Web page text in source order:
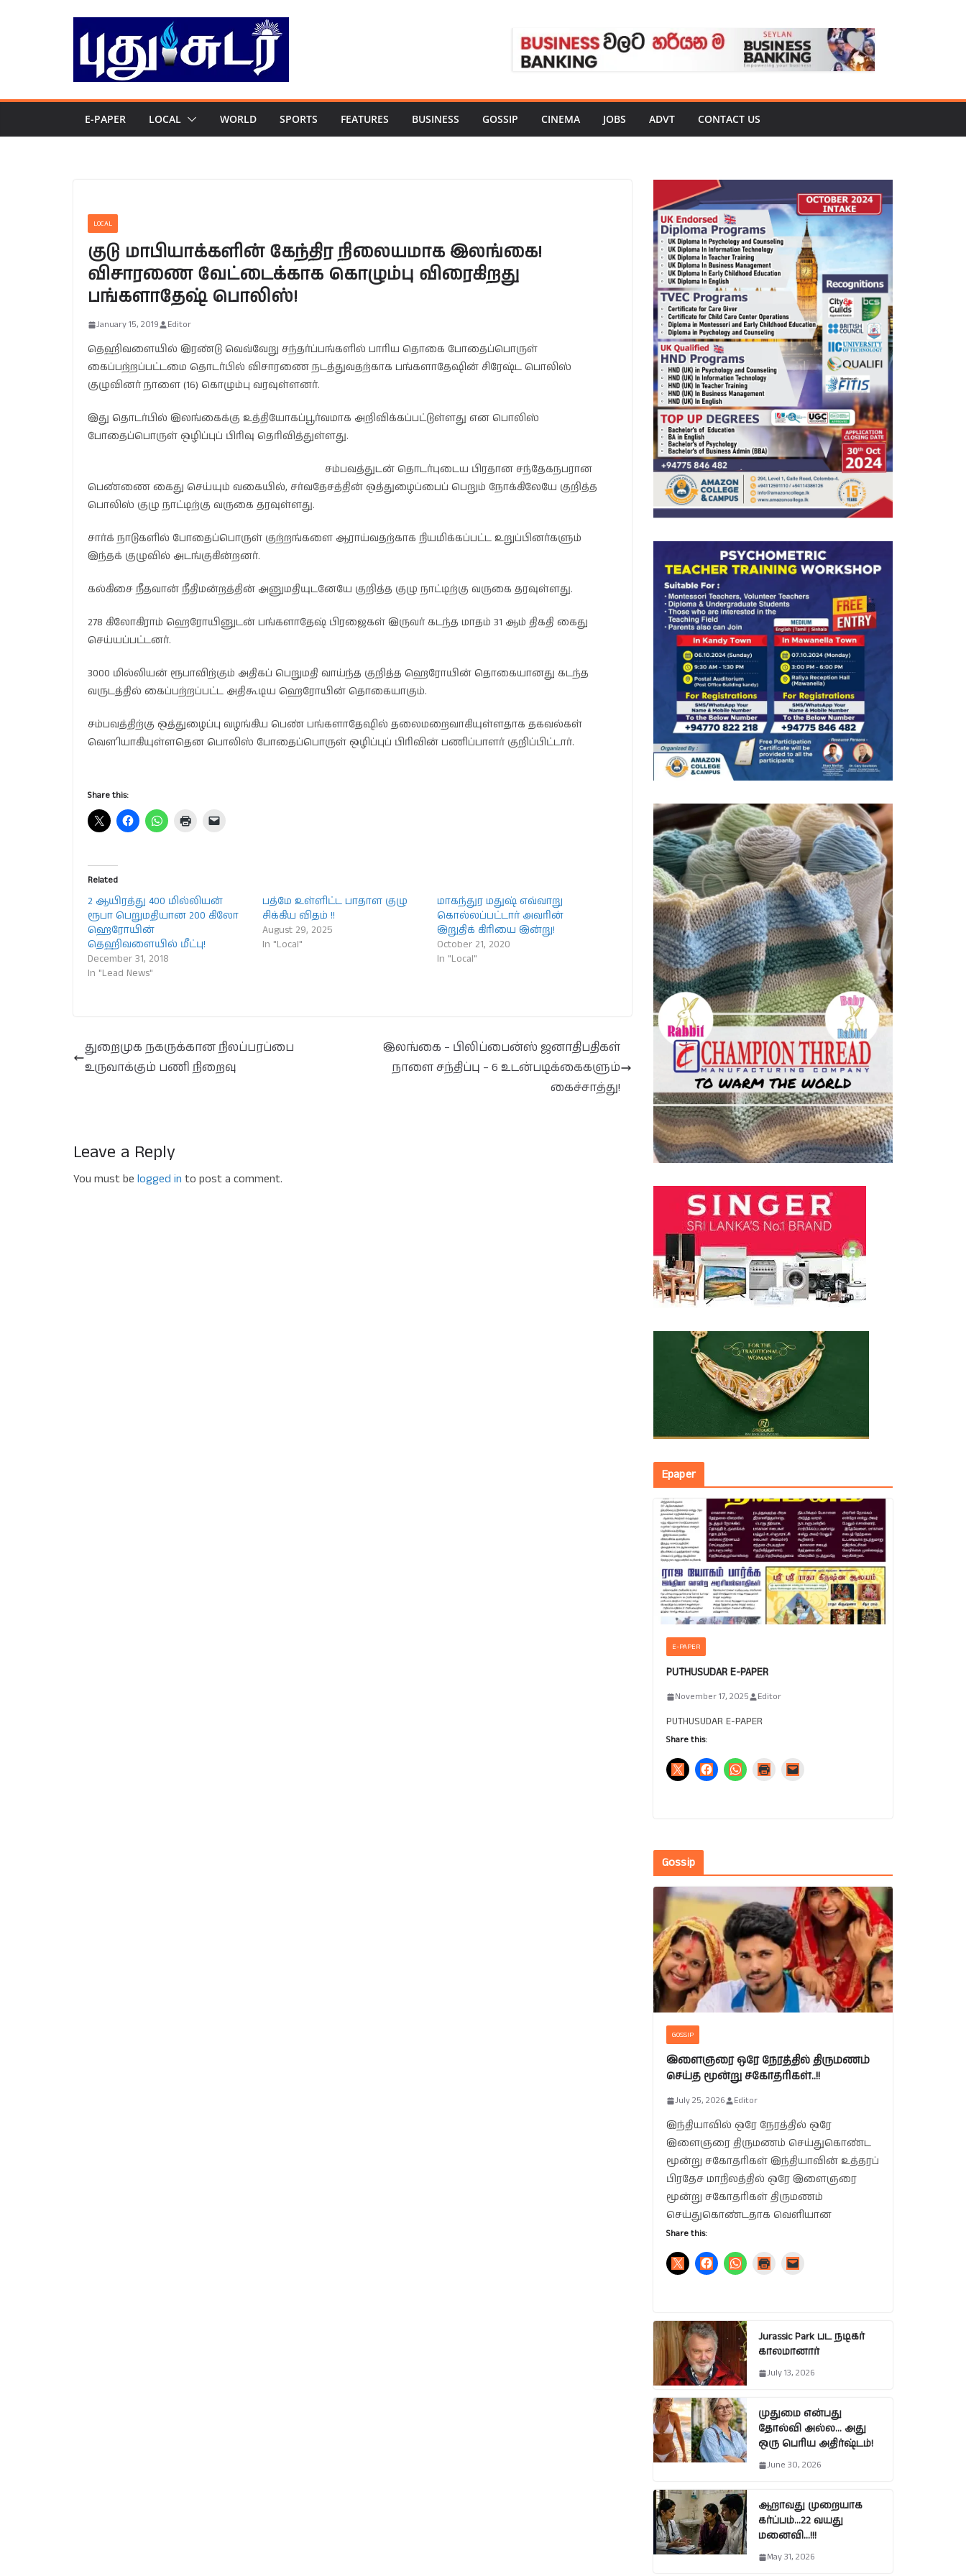
E-PAPER LOCAL WORLD SPORTS FEATURES BUSINESS GOSSIP CINEMA JOBS ADVT CONTACT US
LOCAL
குடு மாபியாக்களின் கேந்திர நிலையமாக இலங்கை!
விசாரணை வேட்டைக்காக கொழும்பு விரைகிறது
பங்களாதேஷ் பொலிஸ்!
January 15, 2019 Editor
தெஹிவளையில் இரண்டு வெவ்வேறு சந்தர்ப்பங்களில் பாரிய தொகை போதைப்பொருள்
கைப்பற்றப்பட்டமை தொடர்பில் விசாரணை நடத்துவதற்காக பங்களாதேஷின் சிரேஷ்ட பொலிஸ்
குழுவினர் நாளை (16) கொழும்பு வரவுள்ளனர்.
இது தொடர்பில் இலங்கைக்கு உத்தியோகப்பூர்வமாக அறிவிக்கப்பட்டுள்ளது என பொலிஸ்
போதைப்பொருள் ஒழிப்புப் பிரிவு தெரிவித்துள்ளது.
சம்பவத்துடன் தொடர்புடைய பிரதான சந்தேகநபரான
பெண்ணை கைது செய்யும் வகையில், சர்வதேசத்தின் ஒத்துழைப்பைப் பெறும் நோக்கிலேயே குறித்த
பொலிஸ் குழு நாட்டிற்கு வருகை தரவுள்ளது.
சார்க் நாடுகளில் போதைப்பொருள் குற்றங்களை ஆராய்வதற்காக நியமிக்கப்பட்ட உறுப்பினர்களும்
இந்தக் குழுவில் அடங்குகின்றனர்.
கல்கிசை நீதவான் நீதிமன்றத்தின் அனுமதியுடனேயே குறித்த குழு நாட்டிற்கு வருகை தரவுள்ளது.
278 கிலோகிராம் ஹெரோயினுடன் பங்களாதேஷ் பிரஜைகள் இருவர் கடந்த மாதம் 31 ஆம் திகதி கைது
செய்யப்பட்டனர்.
3000 மில்லியன் ரூபாவிற்கும் அதிகப் பெறுமதி வாய்ந்த குறித்த ஹெரோயின் தொகையானது கடந்த
வருடத்தில் கைப்பற்றப்பட்ட அதிகூடிய ஹெரோயின் தொகையாகும்.
சம்பவத்திற்கு ஒத்துழைப்பு வழங்கிய பெண் பங்களாதேஷில் தலைமறைவாகியுள்ளதாக தகவல்கள்
வௌியாகியுள்ளதென பொலிஸ் போதைப்பொருள் ஒழிப்புப் பிரிவின் பணிப்பாளர் குறிப்பிட்டார்.
Share this:
Related
2 ஆயிரத்து 400 மில்லியன்
ரூபா பெறுமதியான 200 கிலோ
ஹெரோயின்
தெஹிவளையில் மீட்பு!
December 31, 2018
In "Lead News"
பத்மே உள்ளிட்ட பாதாள குழு
சிக்கிய விதம் !!
August 29, 2025
In "Local"
மாகந்துர மதுஷ் எவ்வாறு
கொல்லப்பட்டார் அவரின்
இறுதிக் கிரியை இன்று!
October 21, 2020
In "Local"
துறைமுக நகருக்கான நிலப்பரப்பை
உருவாக்கும் பணி நிறைவு
இலங்கை – பிலிப்பைன்ஸ் ஜனாதிபதிகள்
நாளை சந்திப்பு – 6 உடன்படிக்கைகளும்
கைச்சாத்து!
Leave a Reply
You must be logged in to post a comment.
Epaper
E-PAPER
PUTHUSUDAR E-PAPER
November 17, 2025 Editor
PUTHUSUDAR E-PAPER
Share this:
Gossip
GOSSIP
இளைஞரை ஒரே நேரத்தில் திருமணம்
செய்த மூன்று சகோதரிகள்..!!
July 25, 2026 Editor
இந்தியாவில் ஒரே நேரத்தில் ஒரே
இளைஞரை திருமணம் செய்துகொண்ட
மூன்று சகோதரிகள் இந்தியாவின் உத்தரப்
பிரதேச மாநிலத்தில் ஒரே இளைஞரை
மூன்று சகோதரிகள் திருமணம்
செய்துகொண்டதாக வெளியான
Share this:
Jurassic Park பட நடிகர்
காலமானார்
July 13, 2026
முதுமை என்பது
தோல்வி அல்ல… அது
ஒரு பெரிய அதிர்ஷ்டம்!
June 30, 2026
ஆறாவது முறையாக
கர்ப்பம்…22 வயது
மனைவி…!!!
May 31, 2026